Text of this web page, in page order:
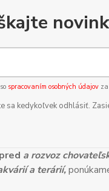
spracovaním osobných údajovza
sa kedykoľvek odhlásiť.
a rozvoz
a terárií,